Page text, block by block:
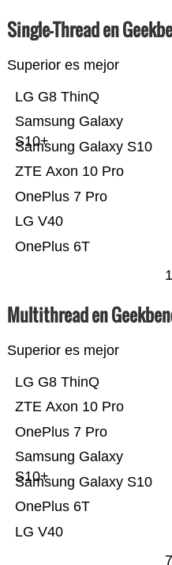
Single-Thread en
Superior es mejor
OnePlus 6T
LG V40
OnePlus 7 Pro
ZTE Axon 10 Pro
Samsung Galaxy S10
Samsung Galaxy
S10+
LG G8 ThinQ
Multithread en
Superior es mejor
LG V40
OnePlus 6T
Samsung Galaxy S10
Samsung Galaxy
S10+
OnePlus 7 Pro
ZTE Axon 10 Pro
LG G8 ThinQ